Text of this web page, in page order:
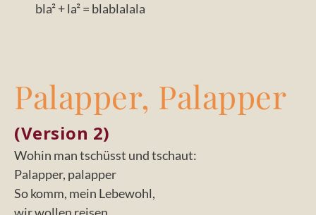
bla² + la² = blablalala
Palapper, Palapper
(Version 2)
Wohin man tschüsst und tschaut:
Palapper, palapper
So komm, mein Lebewohl,